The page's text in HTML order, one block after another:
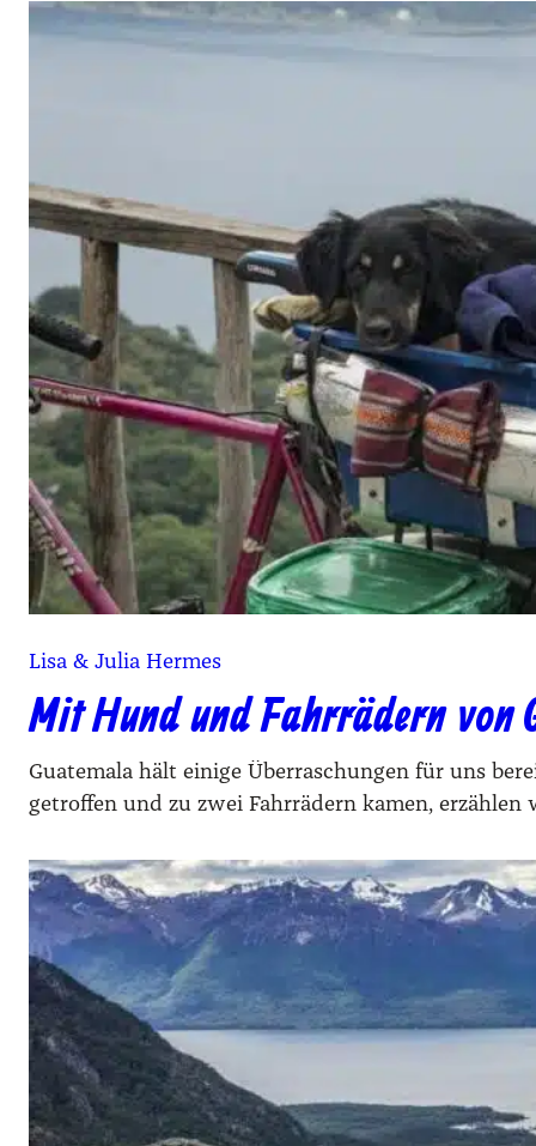
Lisa & Julia Hermes
Mit Hund und Fahrrädern von
Guatemala hält einige Überraschungen für uns
getroffen und zu zwei Fahrrädern kamen, erzählen